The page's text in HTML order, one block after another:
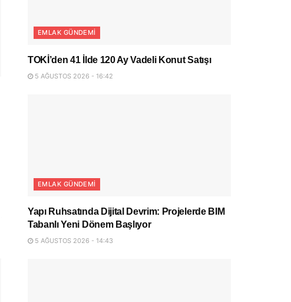
EMLAK GÜNDEMI
TOKİ’den 41 İlde 120 Ay Vadeli Konut Satışı
5 AĞUSTOS 2026 - 16:42
EMLAK GÜNDEMI
Yapı Ruhsatında Dijital Devrim: Projelerde BIM
Tabanlı Yeni Dönem Başlıyor
5 AĞUSTOS 2026 - 14:43